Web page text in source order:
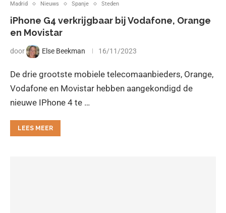
Madrid Nieuws Spanje Steden
iPhone G4 verkrijgbaar bij Vodafone, Orange
en Movistar
door Else Beekman 16/11/2023
De drie grootste mobiele telecomaanbieders, Orange,
Vodafone en Movistar hebben aangekondigd de
nieuwe IPhone 4 te …
LEES MEER